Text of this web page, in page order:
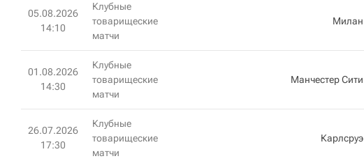
05.08.2026
14:10
Клубные
товарищеские
матчи
Милан
01.08.2026
14:30
Клубные
товарищеские
матчи
Манчестер Сити
26.07.2026
17:30
Клубные
товарищеские
матчи
Карлсруэ